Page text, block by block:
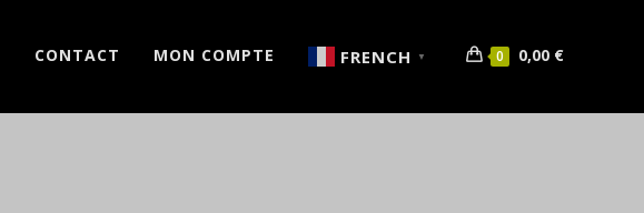
CONTACT MON COMPTE FRENCH ▼ 0 0,00 €